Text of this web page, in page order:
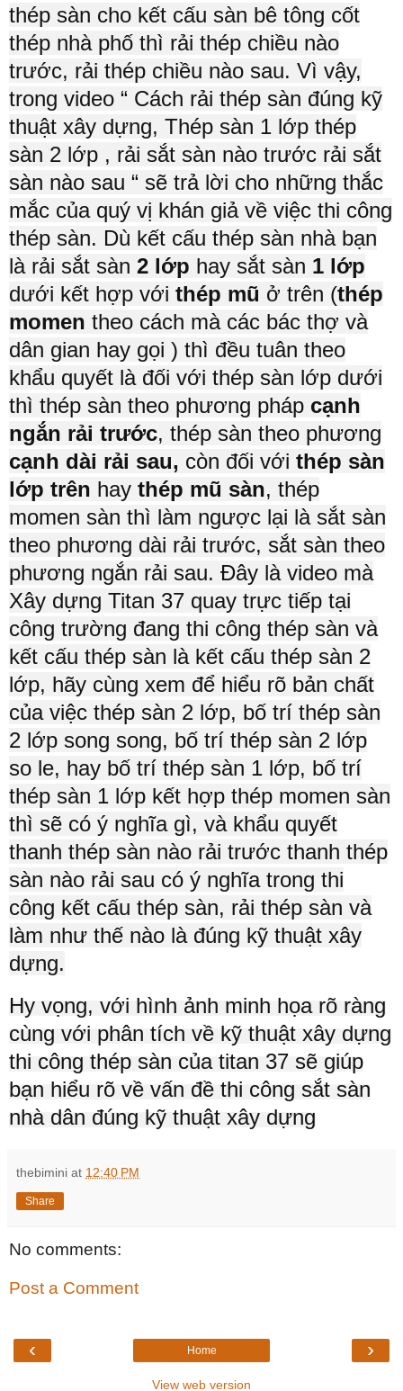
thép sàn cho kết cấu sàn bê tông cốt
thép nhà phố thì rải thép chiều nào
trước, rải thép chiều nào sau. Vì vậy,
trong video “ Cách rải thép sàn đúng kỹ
thuật xây dựng, Thép sàn 1 lớp thép
sàn 2 lớp , rải sắt sàn nào trước rải sắt
sàn nào sau “ sẽ trả lời cho những thắc
mắc của quý vị khán giả về việc thi công
thép sàn. Dù kết cấu thép sàn nhà bạn
là rải sắt sàn 2 lớp hay sắt sàn 1 lớp
dưới kết hợp với thép mũ ở trên (thép
momen theo cách mà các bác thợ và
dân gian hay gọi ) thì đều tuân theo
khẩu quyết là đối với thép sàn lớp dưới
thì thép sàn theo phương pháp cạnh
ngắn rải trước, thép sàn theo phương
cạnh dài rải sau, còn đối với thép sàn
lớp trên hay thép mũ sàn, thép
momen sàn thì làm ngược lại là sắt sàn
theo phương dài rải trước, sắt sàn theo
phương ngắn rải sau. Đây là video mà
Xây dựng Titan 37 quay trực tiếp tại
công trường đang thi công thép sàn và
kết cấu thép sàn là kết cấu thép sàn 2
lớp, hãy cùng xem để hiểu rõ bản chất
của việc thép sàn 2 lớp, bố trí thép sàn
2 lớp song song, bố trí thép sàn 2 lớp
so le, hay bố trí thép sàn 1 lớp, bố trí
thép sàn 1 lớp kết hợp thép momen sàn
thì sẽ có ý nghĩa gì, và khẩu quyết
thanh thép sàn nào rải trước thanh thép
sàn nào rải sau có ý nghĩa trong thi
công kết cấu thép sàn, rải thép sàn và
làm như thế nào là đúng kỹ thuật xây
dựng.
Hy vọng, với hình ảnh minh họa rõ ràng
cùng với phân tích về kỹ thuật xây dựng
thi công thép sàn của titan 37 sẽ giúp
bạn hiểu rõ về vấn đề thi công sắt sàn
nhà dân đúng kỹ thuật xây dựng
thebimini at 12:40 PM
Share
No comments:
Post a Comment
‹ ›
Home
View web version